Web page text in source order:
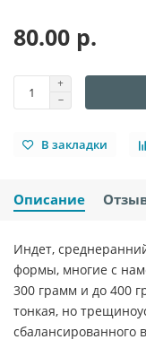
80.00 р.
В закладки
Описание
Индет,
формы, многие с
300 грамм и до 400
тонкая, но
сбалансированного